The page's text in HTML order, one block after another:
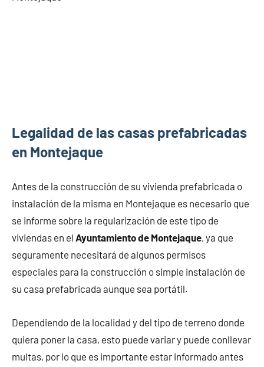
Legalidad de las casas prefabricadas
en Montejaque
Antes de la construcción de su vivienda prefabricada o
instalación de la misma en Montejaque es necesario que
se informe sobre la regularización de este tipo de
viviendas en el Ayuntamiento de Montejaque, ya que
seguramente necesitará de algunos permisos
especiales para la construcción o simple instalación de
su casa prefabricada aunque sea portátil.
Dependiendo de la localidad y del tipo de terreno donde
quiera poner la casa, esto puede variar y puede conllevar
multas, por lo que es importante estar informado antes